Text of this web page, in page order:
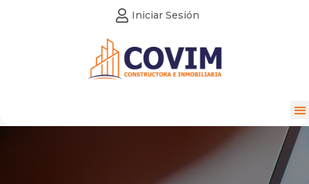
Iniciar Sesión